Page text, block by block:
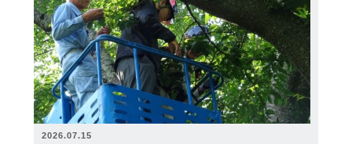
2026.07.15